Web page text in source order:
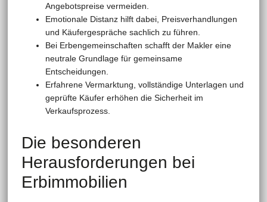
Angebotspreise vermeiden.
Emotionale Distanz hilft dabei, Preisverhandlungen
und Käufergespräche sachlich zu führen.
Bei Erbengemeinschaften schafft der Makler eine
neutrale Grundlage für gemeinsame
Entscheidungen.
Erfahrene Vermarktung, vollständige Unterlagen und
geprüfte Käufer erhöhen die Sicherheit im
Verkaufsprozess.
Die besonderen
Herausforderungen bei
Erbimmobilien